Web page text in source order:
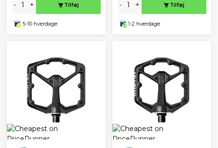
- + Tilføj
5-10 hverdage
- + Tilføj
1-2 hverdage